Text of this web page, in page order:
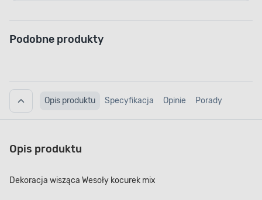
Podobne produkty
Opis produktu Specyfikacja Opinie Porady
Opis produktu
Dekoracja wisząca Wesoły kocurek mix